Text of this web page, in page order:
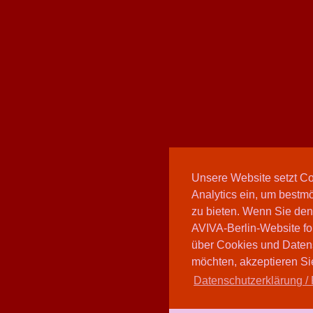
Unsere Website setzt
Analytics ein, um
zu bieten. Wenn Sie
AVIVA-Berlin-Website
über Cookies und
möchten, akzeptieren
Datenschutzerklärung /